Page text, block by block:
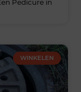
Pedicure in
WINKELEN